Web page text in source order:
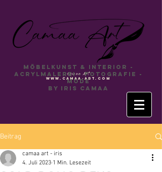
Camaa Art
www.camaa-art.com
Möbelkunst & INTERIOR -
Acrylmalerei - Fotografie -
Mode
by Iris Camaa
Beitrag
camaa art - iris
4. Juli 2023 1 Min. Lesezeit